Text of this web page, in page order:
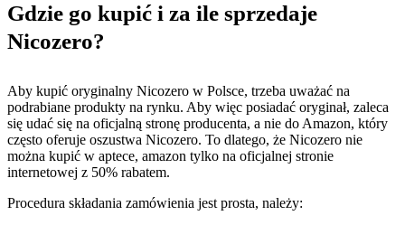
Gdzie go kupić i za ile sprzedaje
Nicozero?
Aby kupić oryginalny Nicozero w Polsce, trzeba uważać na
podrabiane produkty na rynku. Aby więc posiadać oryginał, zaleca
się udać się na oficjalną stronę producenta, a nie do Amazon, który
często oferuje oszustwa Nicozero. To dlatego, że Nicozero nie
można kupić w aptece, amazon tylko na oficjalnej stronie
internetowej z 50% rabatem.
Procedura składania zamówienia jest prosta, należy: